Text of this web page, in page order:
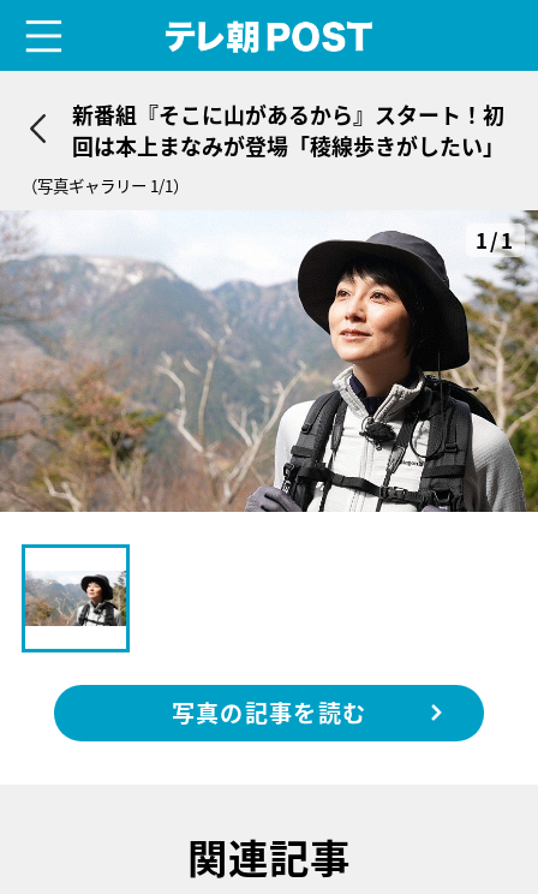
新番組『そこに山があるから』スタート！初
回は本上まなみが登場「稜線歩きがしたい」
（写真ギャラリー 1/1）
1/1
写真の記事を読む
関連記事